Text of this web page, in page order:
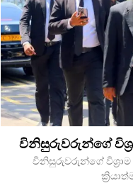
විනිසුරුවරුන්ගේ
විනිසුරුවරුන්ගේ